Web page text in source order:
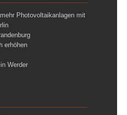
Photovoltaikanlagen mit
erhöhen
Werder